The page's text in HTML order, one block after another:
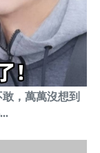
，萬萬沒想到